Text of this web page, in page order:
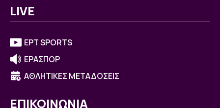
LIVE
ΕΡΤ SPORTS
ΕΡΑΣΠΟΡ
ΑΘΛΗΤΙΚΕΣ ΜΕΤΑΔΟΣΕΙΣ
ΕΠΙΚΟΙΝΩΝΙΑ